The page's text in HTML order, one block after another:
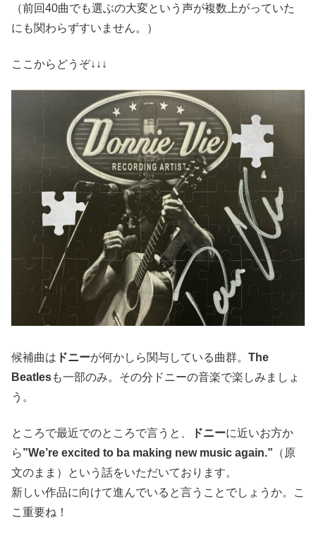
（前回40曲でも選ぶの大変という声が複数上がっていた
にも関わらずすいません。）
ここからどうぞ↓↓↓
候補曲は ドニーが何かしら関与している曲群。 The
Beatlesも一部のみ。その分ドニーの音楽で楽しみましょ
う。
ところで最近でのところで言うと、 ドニーに近いお方か
ら”We’re excited to ba making new music again.” （原
文のまま）という話をいただいております。
新しい作品に向けて進んでいると言うことでしょうか。こ
こ重要ね！